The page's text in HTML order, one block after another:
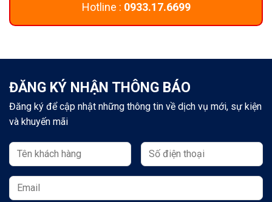
Hotline : 0933.17.6699
ĐĂNG KÝ NHẬN THÔNG BÁO
Đăng ký để cập nhật những thông tin về dịch vụ mới, sự kiện
và khuyến mãi